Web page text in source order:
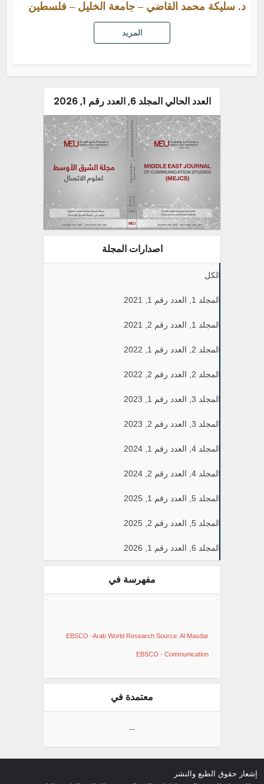
د. سليكة محمد القاضي – جامعة الخليل – فلسطين
المزيد
العدد الحالي المجلد 6, العدد رقم 1, 2026
اصدارات المجلة
الكل
المجلد 1, العدد رقم 1, 2021
المجلد 1, العدد رقم 2, 2021
المجلد 2, العدد رقم 1, 2022
المجلد 2, العدد رقم 2, 2022
المجلد 3, العدد رقم 1, 2023
المجلد 3, العدد رقم 2, 2023
المجلد 4, العدد رقم 1, 2024
المجلد 4, العدد رقم 2, 2024
المجلد 5, العدد رقم 1, 2025
المجلد 5, العدد رقم 2, 2025
المجلد 6, العدد رقم 1, 2026
مفهرسة في
EBSCO -Arab World Research Source: Al Masdar
EBSCO - Communication
معتمدة في
--
إشعار حقوق الطبع والنشر